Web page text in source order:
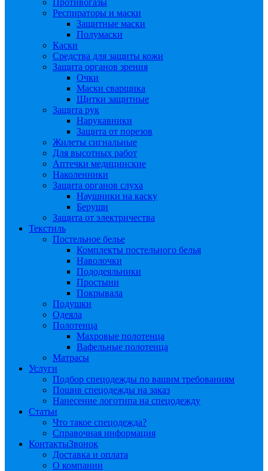
Противогазы
Респираторы и маски
Защитные маски
Полумаски
Каски
Средства для защиты кожи
Защита органов зрения
Очки
Маски сварщика
Щитки защитные
Защита рук
Нарукавники
Защита от порезов
Жилеты сигнальные
Для высотных работ
Аптечки медицинские
Наколенники
Защита органов слуха
Наушники на каску
Беруши
Защита от электричества
Текстиль
Постельное белье
Комплекты постельного белья
Наволочки
Пододеяльники
Простыни
Покрывала
Подушки
Одеяла
Полотенца
Махровые полотенца
Вафельные полотенца
Матрасы
Услуги
Подбор спецодежды по вашим требованиям
Пошив спецодежды на заказ
Нанесение логотипа на спецодежду
Статьи
Что такое спецодежда?
Справочная информация
КонтактыЗвонок
Доставка и оплата
О компании